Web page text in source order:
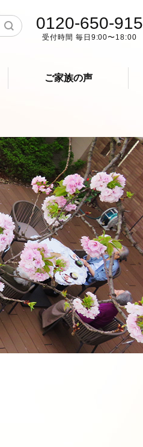
0120-650-915
受付時間 毎日9:00〜18:00
ご家族の声